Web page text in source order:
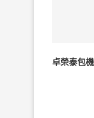
卓榮泰包